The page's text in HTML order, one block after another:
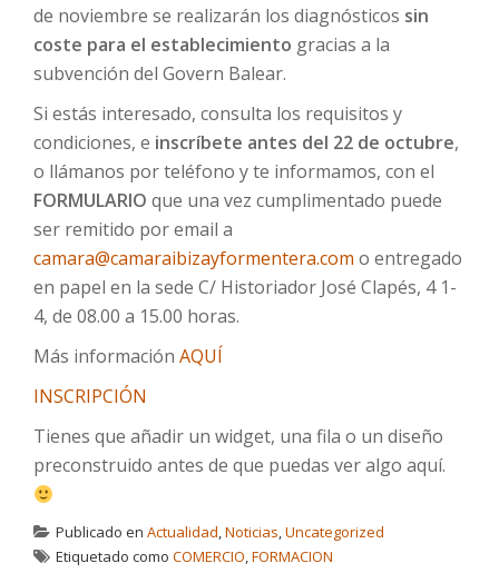
de noviembre se realizarán los diagnósticos sin
coste para el establecimiento gracias a la
subvención del Govern Balear.
Si estás interesado, consulta los requisitos y
condiciones, e inscríbete antes del 22 de octubre,
o llámanos por teléfono y te informamos, con el
FORMULARIO que una vez cumplimentado puede
ser remitido por email a
camara@camaraibizayformentera.com o entregado
en papel en la sede C/ Historiador José Clapés, 4 1-
4, de 08.00 a 15.00 horas.
Más información AQUÍ
INSCRIPCIÓN
Tienes que añadir un widget, una fila o un diseño
preconstruido antes de que puedas ver algo aquí.
Publicado en Actualidad,Noticias,Uncategorized
Etiquetado como COMERCIO,FORMACION